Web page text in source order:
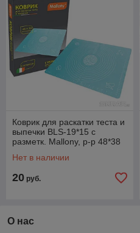
Коврик для раскатки теста и
выпечки BLS-19*15 с
разметк. Mallony, р-р 48*38
Нет в наличии
20 руб.
О нас